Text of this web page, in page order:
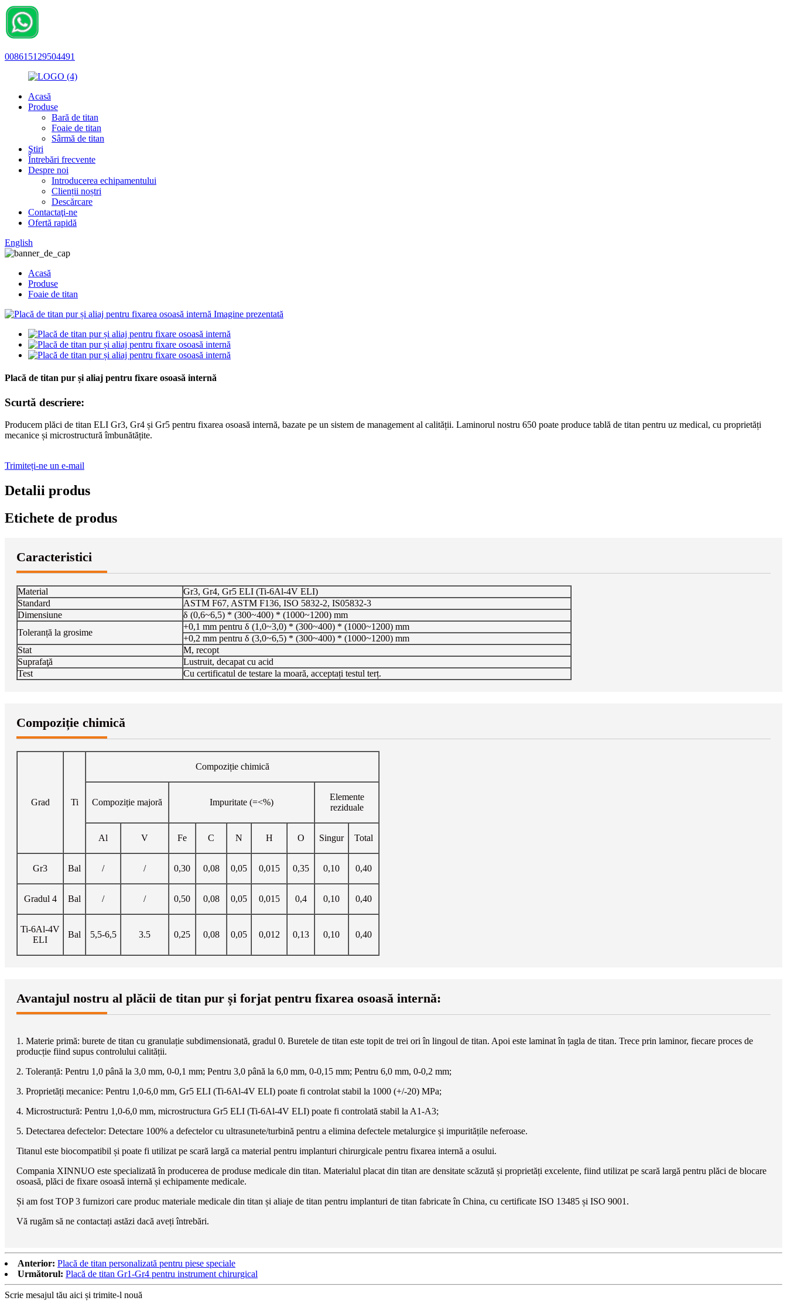
008615129504491
Acasă
Produse
Bară de titan
Foaie de titan
Sârmă de titan
Ştiri
Întrebări frecvente
Despre noi
Introducerea echipamentului
Clienții noștri
Descărcare
Contactaţi-ne
Ofertă rapidă
English
Acasă
Produse
Foaie de titan
Placă de titan pur și aliaj pentru fixare osoasă internă
Scurtă descriere:
Producem plăci de titan ELI Gr3, Gr4 și Gr5 pentru fixarea osoasă internă, bazate pe un sistem de management al calității. Laminorul nostru 650 poate produce tablă de titan pentru uz medical, cu proprietăți
mecanice și microstructură îmbunătățite.
Trimiteți-ne un e-mail
Detalii produs
Etichete de produs
Caracteristici
Material
Gr3, Gr4, Gr5 ELI (Ti-6Al-4V ELI)
Standard
ASTM F67, ASTM F136, ISO 5832-2, IS05832-3
Dimensiune
δ (0,6~6,5) * (300~400) * (1000~1200) mm
Toleranță la grosime
+0,1 mm pentru δ (1,0~3,0) * (300~400) * (1000~1200) mm
+0,2 mm pentru δ (3,0~6,5) * (300~400) * (1000~1200) mm
Stat
M, recopt
Suprafaţă
Lustruit, decapat cu acid
Test
Cu certificatul de testare la moară, acceptați testul terț.
Compoziție chimică
Grad Ti
Compoziție chimică
Compoziție majoră Impuritate (=<%)
Elemente
reziduale
Al V Fe C N H O Singur Total
Gr3 Bal / / 0,30 0,08 0,05 0,015 0,35 0,10 0,40
Gradul 4 Bal / / 0,50 0,08 0,05 0,015 0,4 0,10 0,40
Ti-6Al-4V
ELI
Bal 5,5-6,5 3.5 0,25 0,08 0,05 0,012 0,13 0,10 0,40
Avantajul nostru al plăcii de titan pur și forjat pentru fixarea osoasă internă:
1. Materie primă: burete de titan cu granulație subdimensionată, gradul 0. Buretele de titan este topit de trei ori în lingoul de titan. Apoi este laminat în țagla de titan. Trece prin laminor, fiecare proces de
producție fiind supus controlului calității.
2. Toleranță: Pentru 1,0 până la 3,0 mm, 0-0,1 mm; Pentru 3,0 până la 6,0 mm, 0-0,15 mm; Pentru 6,0 mm, 0-0,2 mm;
3. Proprietăți mecanice: Pentru 1,0-6,0 mm, Gr5 ELI (Ti-6Al-4V ELI) poate fi controlat stabil la 1000 (+/-20) MPa;
4. Microstructură: Pentru 1,0-6,0 mm, microstructura Gr5 ELI (Ti-6Al-4V ELI) poate fi controlată stabil la A1-A3;
5. Detectarea defectelor: Detectare 100% a defectelor cu ultrasunete/turbină pentru a elimina defectele metalurgice și impuritățile neferoase.
Titanul este biocompatibil și poate fi utilizat pe scară largă ca material pentru implanturi chirurgicale pentru fixarea internă a osului.
Compania XINNUO este specializată în producerea de produse medicale din titan. Materialul placat din titan are densitate scăzută și proprietăți excelente, fiind utilizat pe scară largă pentru plăci de blocare
osoasă, plăci de fixare osoasă internă și echipamente medicale.
Și am fost TOP 3 furnizori care produc materiale medicale din titan și aliaje de titan pentru implanturi de titan fabricate în China, cu certificate ISO 13485 și ISO 9001.
Vă rugăm să ne contactați astăzi dacă aveți întrebări.
Anterior: Placă de titan personalizată pentru piese speciale
Următorul: Placă de titan Gr1-Gr4 pentru instrument chirurgical
Scrie mesajul tău aici și trimite-l nouă